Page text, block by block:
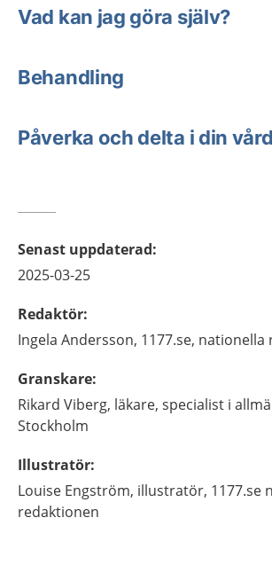
Vad kan jag göra själv?
Behandling
Påverka och delta i din vård
Senast uppdaterad:
2025-03-25
Redaktör:
Ingela Andersson, 1177.se,
Granskare:
Rikard Viberg, läkare, specialist i
Stockholm
Illustratör:
Louise Engström, illustratör, 1177.se
redaktionen